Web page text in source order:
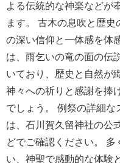
よる伝統的な神楽などが
ます。 古木の息吹と歴
の深い信仰と一体感を体
は、雨乞いの竜の面の伝
いており、歴史と自然が
神々への祈りと感謝を捧
でしょう。 例祭の詳細
は、石川賀久留神社の公
どでご確認ください。
い、神聖で感動的な体験